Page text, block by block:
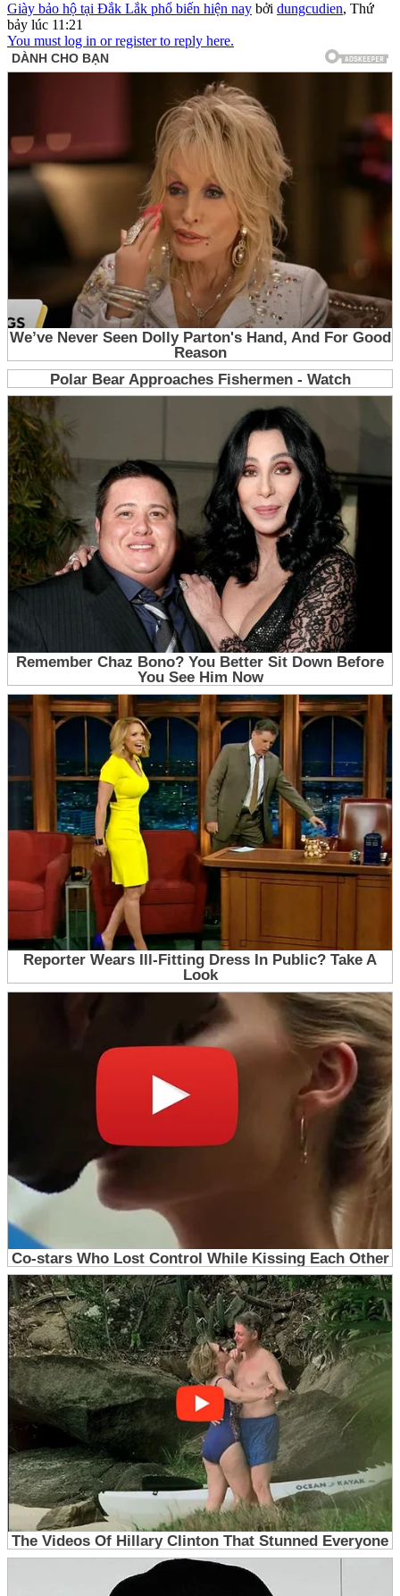
Giày bảo hộ tại Đắk Lắk phổ biến hiện nay bởi dungcudien, Thứ
bảy lúc 11:21
You must log in or register to reply here.